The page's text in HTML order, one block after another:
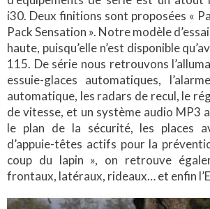
i30. Deux finitions sont proposées «
Pack Sensation ». Notre modèle
haute, puisqu’elle n’est disponible
115. De série nous retrouvons
essuie-glaces automatiques,
automatique, les radars de recul, le
de vitesse, et un système audio MP3
le plan de la sécurité, les places
d’appuie-têtes actifs pour la
coup du lapin », on retrouve
frontaux, latéraux, rideaux… et enfin